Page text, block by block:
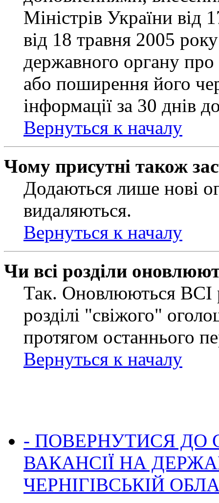
Міністрів України від
від 18 травня 2005
державного органу
або поширення його
інформації за 30 днів
Вернуться к началу
Чому присутні також
Додаються лише нові
видаляються.
Вернуться к началу
Чи всі розділи
Так. Оновлюються ВСІ
розділі "свіжого"
протягом останнього
Вернуться к началу
- ПОВЕРНУТИСЯ ДО
ВАКАНСІЇ НА
ЧЕРНІГІВСЬКІЙ